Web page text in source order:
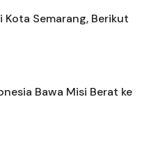
Semarang, Berikut
Bawa Misi Berat ke